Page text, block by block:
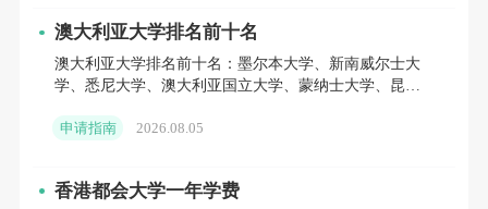
3. 可持续发展数据科学(MSc Data Science for
Sustainability);
4. 量化金融(MSc Quantitative Finance)(27Fall恢复
澳大利亚大学排名前十名
澳大利亚大学排名前十名：墨尔本大学、新南威尔士大
学、悉尼大学、澳大利亚国立大学、蒙纳士大学、昆士
申请指南 2026.08.05
香港都会大学一年学费